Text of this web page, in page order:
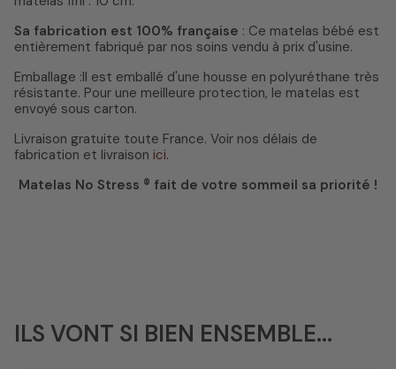
Sa fabrication est 100% française : Ce matelas bébé est
entièrement fabriqué par nos soins vendu à prix d'usine.
Emballage :Il est emballé d'une housse en polyuréthane très
résistante. Pour une meilleure protection, le matelas est
envoyé sous carton.
Livraison gratuite toute France. Voir nos délais de
fabrication et livraison ici.
Matelas No Stress ® fait de votre sommeil sa priorité !
ILS VONT SI BIEN ENSEMBLE...